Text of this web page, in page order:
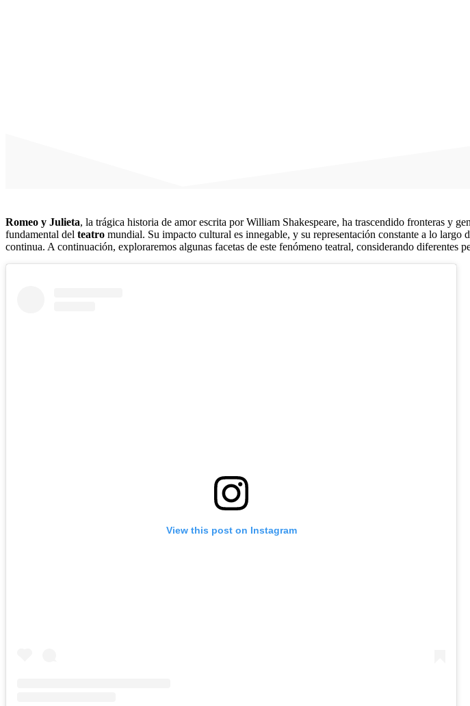
Romeo y Julieta, la trágica historia de amor escrita por William Shakespeare, ha trascendido fronteras y
fundamental del teatro mundial. Su impacto cultural es innegable, y su representación constante a lo largo
continua. A continuación, exploraremos algunas facetas de este fenómeno teatral, considerando diferentes
View this post on Instagram